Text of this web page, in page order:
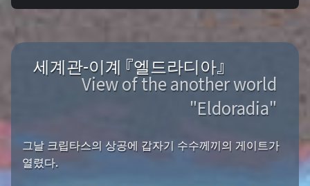
세계관-이계 『엘드라디아』
View of the another world
"Eldoradia"
그날 크립타스의 상공에 갑자기 수수께끼의 게이트가
열렸다.